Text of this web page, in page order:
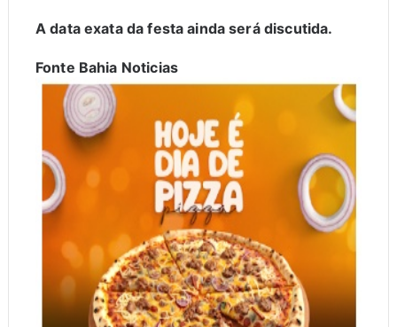
A data exata da festa ainda será discutida.
Fonte Bahia Noticias